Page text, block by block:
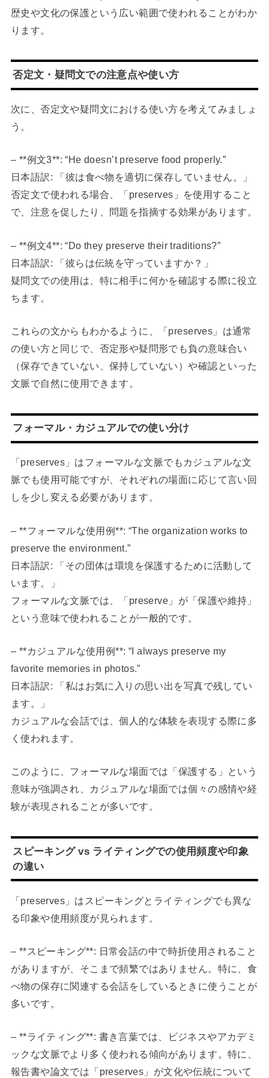
歴史や文化の保護という広い範囲で使われることがわか
ります。
否定文・疑問文での注意点や使い方
次に、否定文や疑問文における使い方を考えてみましょ
う。
– **例文3**: “He doesn’t preserve food properly.”
日本語訳: 「彼は食べ物を適切に保存していません。」
否定文で使われる場合、「preserves」を使用すること
で、注意を促したり、問題を指摘する効果があります。
– **例文4**: “Do they preserve their traditions?”
日本語訳: 「彼らは伝統を守っていますか？」
疑問文での使用は、特に相手に何かを確認する際に役立
ちます。
これらの文からもわかるように、「preserves」は通常
の使い方と同じで、否定形や疑問形でも負の意味合い
（保存できていない、保持していない）や確認といった
文脈で自然に使用できます。
フォーマル・カジュアルでの使い分け
「preserves」はフォーマルな文脈でもカジュアルな文
脈でも使用可能ですが、それぞれの場面に応じて言い回
しを少し変える必要があります。
– **フォーマルな使用例**: “The organization works to
preserve the environment.”
日本語訳: 「その団体は環境を保護するために活動して
います。」
フォーマルな文脈では、「preserve」が「保護や維持」
という意味で使われることが一般的です。
– **カジュアルな使用例**: “I always preserve my
favorite memories in photos.”
日本語訳: 「私はお気に入りの思い出を写真で残してい
ます。」
カジュアルな会話では、個人的な体験を表現する際に多
く使われます。
このように、フォーマルな場面では「保護する」という
意味が強調され、カジュアルな場面では個々の感情や経
験が表現されることが多いです。
スピーキング vs ライティングでの使用頻度や印象
の違い
「preserves」はスピーキングとライティングでも異な
る印象や使用頻度が見られます。
– **スピーキング**: 日常会話の中で時折使用されること
がありますが、そこまで頻繁ではありません。特に、食
べ物の保存に関連する会話をしているときに使うことが
多いです。
– **ライティング**: 書き言葉では、ビジネスやアカデミ
ックな文脈でより多く使われる傾向があります。特に、
報告書や論文では「preserves」が文化や伝統について